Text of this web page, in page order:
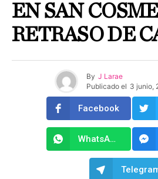
EN SAN
RETRASO DE
By J Larae
Publicado el 3 junio,
Facebook
WhatsApp